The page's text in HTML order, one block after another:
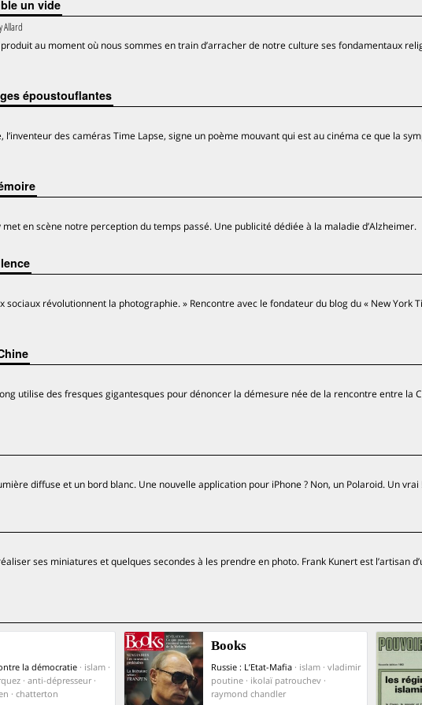
un vide
Allard
au moment où nous sommes en train d’arracher de notre culture ses fondamentaux
époustouflantes
l’inventeur des caméras Time Lapse, signe un poème mouvant qui est au cinéma ce que la
en scène notre perception du temps passé. Une publicité dédiée à la maladie d’Alzheimer.
sociaux révolutionnent la photographie. » Rencontre avec le fondateur du blog du « New York
utilise des fresques gigantesques pour dénoncer la démesure née de la rencontre entre la
diffuse et un bord blanc. Une nouvelle application pour iPhone ? Non, un Polaroid. Un vrai
ses miniatures et quelques secondes à les prendre en photo. Frank Kunert est l’artisan
la démocratie · islam ·
· anti-dépresseur ·
· chatterton
Books
Russie : L’Etat-Mafia · islam · vladimir
poutine · ikolaï patrouchev ·
raymond chandler